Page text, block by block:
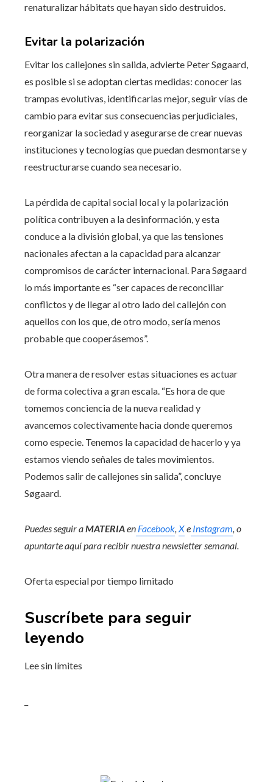
renaturalizar hábitats que hayan sido destruidos.
Evitar la polarización
Evitar los callejones sin salida, advierte Peter Søgaard,
es posible si se adoptan ciertas medidas: conocer las
trampas evolutivas, identificarlas mejor, seguir vías de
cambio para evitar sus consecuencias perjudiciales,
reorganizar la sociedad y asegurarse de crear nuevas
instituciones y tecnologías que puedan desmontarse y
reestructurarse cuando sea necesario.
La pérdida de capital social local y la polarización
política contribuyen a la desinformación, y esta
conduce a la división global, ya que las tensiones
nacionales afectan a la capacidad para alcanzar
compromisos de carácter internacional. Para Søgaard
lo más importante es “ser capaces de reconciliar
conflictos y de llegar al otro lado del callejón con
aquellos con los que, de otro modo, sería menos
probable que cooperásemos”.
Otra manera de resolver estas situaciones es actuar
de forma colectiva a gran escala. “Es hora de que
tomemos conciencia de la nueva realidad y
avancemos colectivamente hacia donde queremos
como especie. Tenemos la capacidad de hacerlo y ya
estamos viendo señales de tales movimientos.
Podemos salir de callejones sin salida”, concluye
Søgaard.
Puedes seguir aMATERIAen Facebook Xe Instagram , o
apuntarte aquí para recibirnuestra newsletter semanal
Oferta especial por tiempo limitado
Suscríbete para seguir
leyendo
Lee sin límites